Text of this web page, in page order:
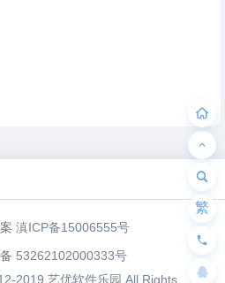
滇ICP备15006555号
53262102000333号
2019 艺优软件乐园 All Rights
繁